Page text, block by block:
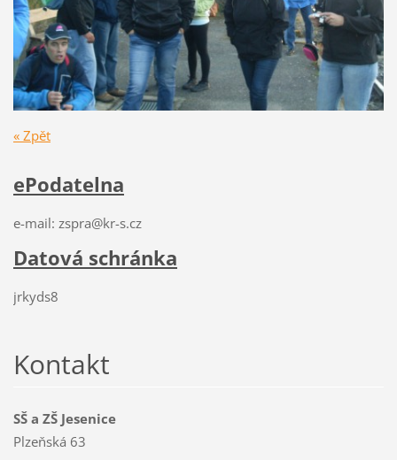
« Zpět
ePodatelna
e-mail: zspra@kr-s.cz
Datová schránka
jrkyds8
Kontakt
SŠ a ZŠ Jesenice
Plzeňská 63